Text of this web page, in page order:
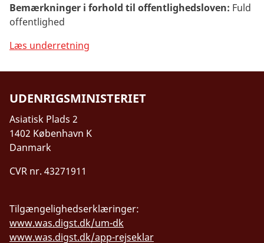
Bemærkninger i forhold til offentlighedsloven: Fuld
offentlighed
Læs underretning
UDENRIGSMINISTERIET
Asiatisk Plads 2
1402 København K
Danmark
CVR nr. 43271911
Tilgængelighedserklæringer:
www.was.digst.dk/um-dk
www.was.digst.dk/app-rejseklar